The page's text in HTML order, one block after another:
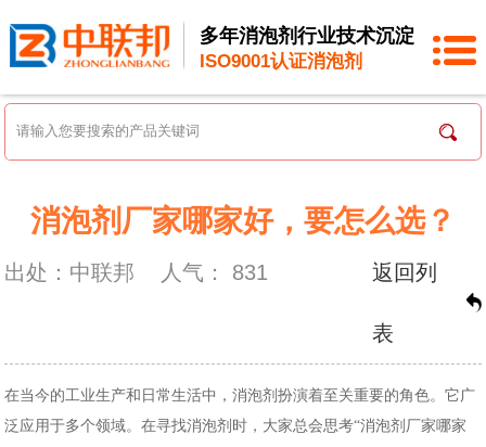
多年消泡剂行业技术沉淀
ISO9001认证消泡剂
消泡剂厂家哪家好，要怎么选？
出处：中联邦 人气： 831 返回列
表
在当今的工业生产和日常生活中，消泡剂扮演着至关重要的角色。它广
泛应用于多个领域。在寻找消泡剂时，大家总会思考“消泡剂厂家哪家